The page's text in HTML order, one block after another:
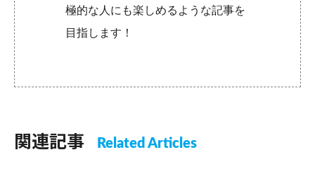
極的な人にも楽しめるような記事を
目指します！
関連記事 Related Articles